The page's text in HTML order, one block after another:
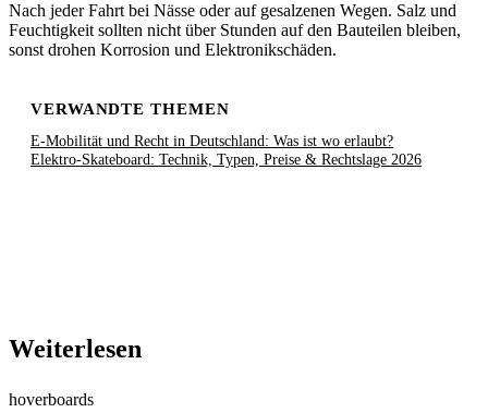
Nach jeder Fahrt bei Nässe oder auf gesalzenen Wegen. Salz und
Feuchtigkeit sollten nicht über Stunden auf den Bauteilen bleiben,
sonst drohen Korrosion und Elektronikschäden.
VERWANDTE THEMEN
E-Mobilität und Recht in Deutschland: Was ist wo erlaubt?
Elektro-Skateboard: Technik, Typen, Preise & Rechtslage 2026
Weiterlesen
hoverboards